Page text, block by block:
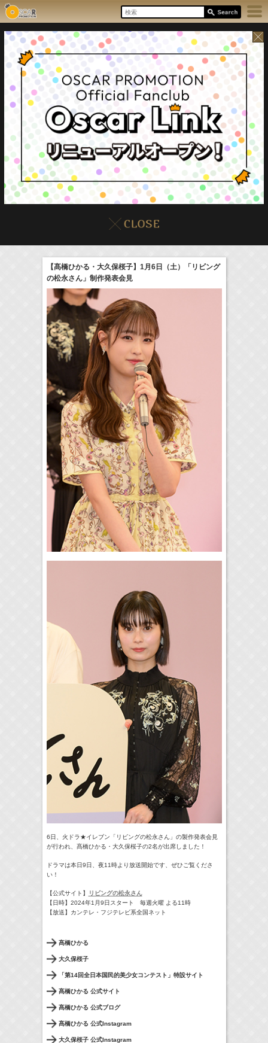
本日の出演情報8/7(Fri) イベント販売情報
(Radio) 河北麻友子のマユコレ！ 河北麻友子
22:00-
TV Tシャツが乾くまで
> More
【髙橋ひかる・大久保桜子】1月6日（土）「リビング
の松永さん」制作発表会見
6日、火ドラ★イレブン「リビングの松永さん」 の製作発表会見
が行われ、髙橋ひかる・大久保桜子の2名が出席し ました！
ドラマは本日9日、夜11時より放送開始です、 ぜひご覧くださ
い！
【公式サイト】
リビングの松永さん
【日時】2024年1月9日スタート 毎週火曜 よる11時
【放送】カンテレ・フジテレビ系全国ネット
髙橋ひかる
大久保桜子
「第14回全日本国民的美少女コンテスト」特設サイト
髙橋ひかる 公式サイト
髙橋ひかる 公式ブログ
髙橋ひかる 公式Instagram
大久保桜子 公式Instagram